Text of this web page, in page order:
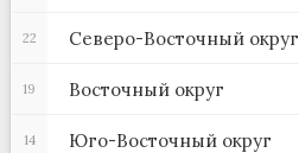
Северо-Восточный округ
22
Восточный округ
19
Юго-Восточный округ
14